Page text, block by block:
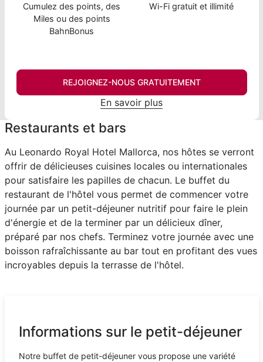
Cumulez des points, des
Miles ou des points
BahnBonus
Wi-Fi gratuit et illimité
REJOIGNEZ-NOUS GRATUITEMENT
En savoir plus
Restaurants et bars
Au Leonardo Royal Hotel Mallorca, nos hôtes se verront
offrir de délicieuses cuisines locales ou internationales
pour satisfaire les papilles de chacun. Le buffet du
restaurant de l'hôtel vous permet de commencer votre
journée par un petit-déjeuner nutritif pour faire le plein
d'énergie et de la terminer par un délicieux dîner,
préparé par nos chefs. Terminez votre journée avec une
boisson rafraîchissante au bar tout en profitant des vues
incroyables depuis la terrasse de l'hôtel.
Informations sur le petit-déjeuner
Notre buffet de petit-déjeuner vous propose une variété